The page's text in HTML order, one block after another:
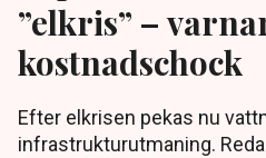
”elkris” –
kostnadschock
Efter elkrisen pekas nu
infrastrukturutmaning.